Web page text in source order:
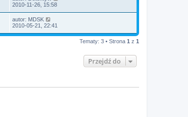
2010-11-26, 15:58
autor: MDSK
2010-05-21, 22:41
Tematy: 3 • Strona 1 z 1
Przejdź do